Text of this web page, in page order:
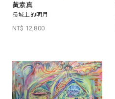
黃素真
長城上的明月
NT$ 12,800